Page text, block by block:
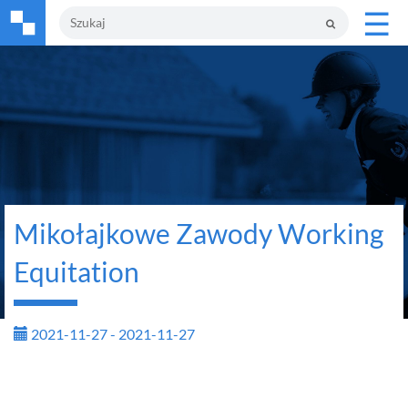
☰
Mikołajkowe Zawody Working
Equitation
2021-11-27 - 2021-11-27